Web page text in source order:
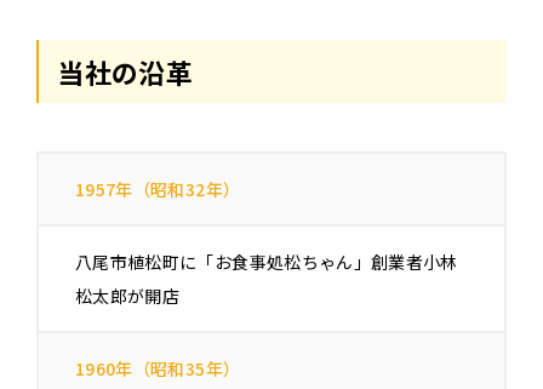
当社の沿革
1957年（昭和32年）
八尾市植松町に「お食事処松ちゃん」創業者小林
松太郎が開店
1960年（昭和35年）